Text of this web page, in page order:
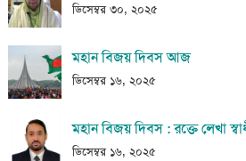
ডিসেম্বর ৩০, ২০২৫
মহান বিজয় দিবস আজ
ডিসেম্বর ১৬, ২০২৫
মহান বিজয় দিবস : রক্তে লেখা
ডিসেম্বর ১৬, ২০২৫